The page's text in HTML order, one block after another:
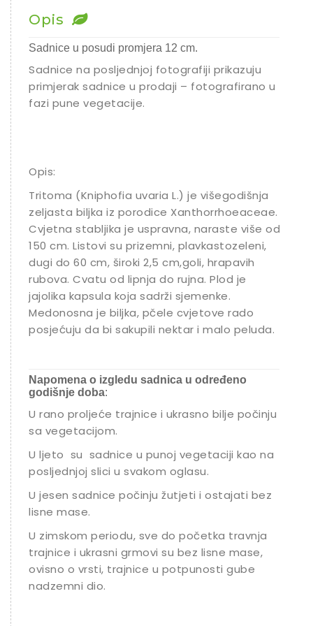
Opis
Sadnice u posudi promjera 12 cm.
Sadnice na posljednjoj fotografiji prikazuju
primjerak sadnice u prodaji – fotografirano u
fazi pune vegetacije.
Opis:
Tritoma (Kniphofia uvaria L.) je višegodišnja
zeljasta biljka iz porodice Xanthorrhoeaceae.
Cvjetna stabljika je uspravna, naraste više od
150 cm. Listovi su prizemni, plavkastozeleni,
dugi do 60 cm, široki 2,5 cm,goli, hrapavih
rubova. Cvatu od lipnja do rujna. Plod je
jajolika kapsula koja sadrži sjemenke.
Medonosna je biljka, pčele cvjetove rado
posjećuju da bi sakupili nektar i malo peluda.
Napomena o izgledu sadnica u određeno
godišnje doba:
U rano proljeće trajnice i ukrasno bilje počinju
sa vegetacijom.
U ljeto su sadnice u punoj vegetaciji kao na
posljednjoj slici u svakom oglasu.
U jesen sadnice počinju žutjeti i ostajati bez
lisne mase.
U zimskom periodu, sve do početka travnja
trajnice i ukrasni grmovi su bez lisne mase,
ovisno o vrsti, trajnice u potpunosti gube
nadzemni dio.